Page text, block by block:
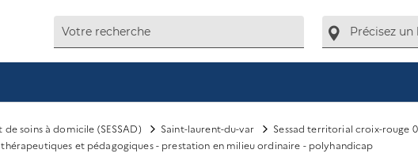
soins à domicile (SESSAD) Saint-laurent-du-var
Sessad territorial croix-rouge
et pédagogiques - prestation en milieu ordinaire - polyhandicap